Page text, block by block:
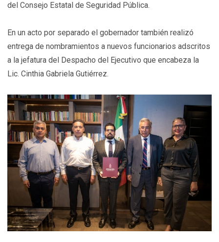
del Consejo Estatal de Seguridad Pública.
En un acto por separado el gobernador también realizó
entrega de nombramientos a nuevos funcionarios adscritos
a la jefatura del Despacho del Ejecutivo que encabeza la
Lic. Cinthia Gabriela Gutiérrez.